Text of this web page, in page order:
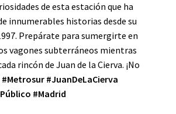
de esta estación que ha
innumerables historias desde su
Prepárate para sumergirte en
vagones subterráneos mientras
rincón de Juan de la Cierva. ¡No
#Metrosur #JuanDeLaCierva
#Madrid